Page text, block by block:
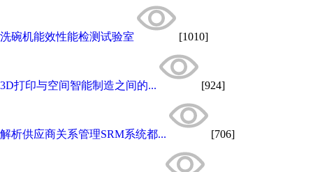
洗碗机能效性能检测试验室 [1010]
3D打印与空间智能制造之间的... [924]
解析供应商关系管理SRM系统都... [706]